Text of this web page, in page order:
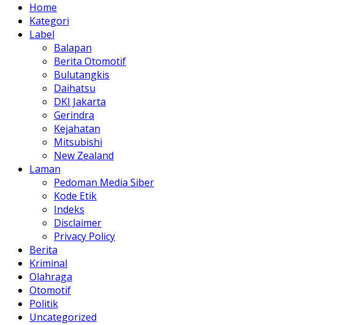
Home
Kategori
Label
Balapan
Berita Otomotif
Bulutangkis
Daihatsu
DKI Jakarta
Gerindra
Kejahatan
Mitsubishi
New Zealand
Laman
Pedoman Media Siber
Kode Etik
Indeks
Disclaimer
Privacy Policy
Berita
Kriminal
Olahraga
Otomotif
Politik
Uncategorized